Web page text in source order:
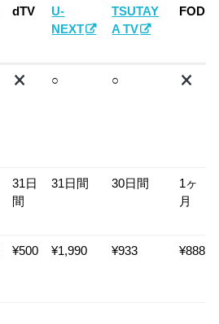
dTV
U-
NEXT
TSUTAY
A TV
FOD
dTV FOD
○ ○
31日
間
31日間 30日間
1ヶ
月
¥500 ¥1,990 ¥933 ¥888